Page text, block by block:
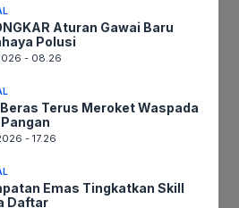
Aturan Gawai Baru
Polusi
- 08.26
Terus Meroket Waspada
- 17.26
Emas Tingkatkan Skill
Daftar